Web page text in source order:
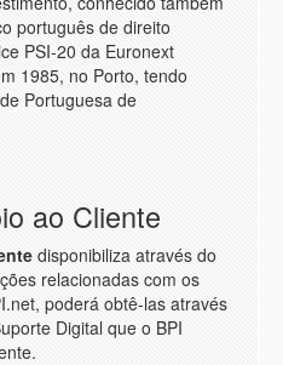
português de direito
PSI-20 da Euronext
1985, no Porto, tendo
Portuguesa de
ao Cliente
disponibiliza através do
relacionadas com os
poderá obtê-las através
Digital que o BPI